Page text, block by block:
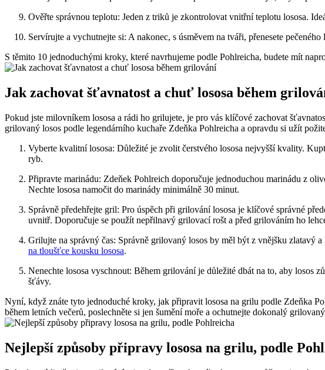
Ověřte správnou teplotu: Jeden z triků je zkontrolovat vnitřní teplotu lososa.‍
Servírujte a vychutnejte si: A nakonec, s úsměvem na tváři, přenesete
S těmito 10 jednoduchými kroky, které navrhujeme podle​ Pohlreicha, budete mít
Jak zachovat šťavnatost a ‌chuť lososa během
Pokud jste milovníkem lososa a rádi ho grilujete, je pro vás klíčové zachovat
grilovaný losos podle legendárního kuchaře Zdeňka Pohlreicha a opravdu si užít
Vyberte ⁣kvalitní lososa: Důležité je zvolit čerstvého lososa nejvyšší kvality.
ryb.
Připravte marinádu: Zdeňek Pohlreich doporučuje ‍jednoduchou marinádu z
Nechte lososa namočit do ​marinády minimálně 30 minut.
Správně předehřejte gril:​ Pro ‍úspěch při grilování lososa je klíčové správné
uvnitř. Doporučuje se použít nepřilnavý grilovací rošt a před grilováním ho
Grilujte na správný čas: Správně grilovaný losos by měl být z vnějšku zlatavý
na tloušťce kousku lososa.
Nenechte lososa vyschnout: Během grilování je důležité dbát na⁢ to, aby losos‌
šťávy.
Nyní, když znáte tyto jednoduché kroky, jak připravit ⁣lososa na grilu podle Zdeňka
během letních večerů, poslechněte ​si jen šumění moře a ochutnejte dokonalý
Nejlepší způsoby připravy lososa na grilu, podle